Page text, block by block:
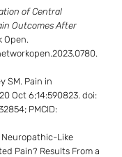
of Central
Outcomes After
Open.
SM. Pain in
Oct 6;14:590823. doi:
PMCID:
Neuropathic-Like
Pain? Results From a